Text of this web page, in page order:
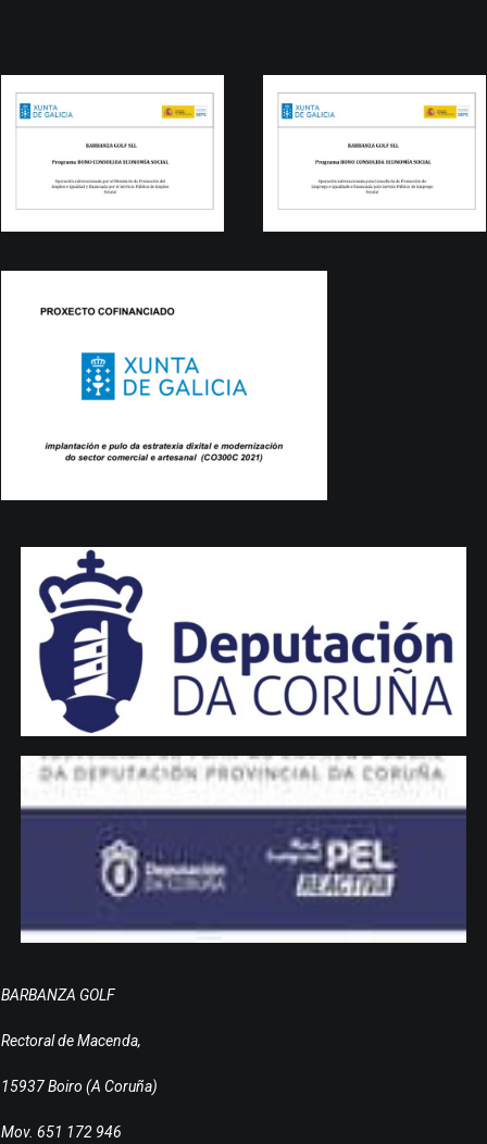
BARBANZA GOLF
Rectoral de Macenda,
15937 Boiro (A Coruña)
Mov. 651 172 946